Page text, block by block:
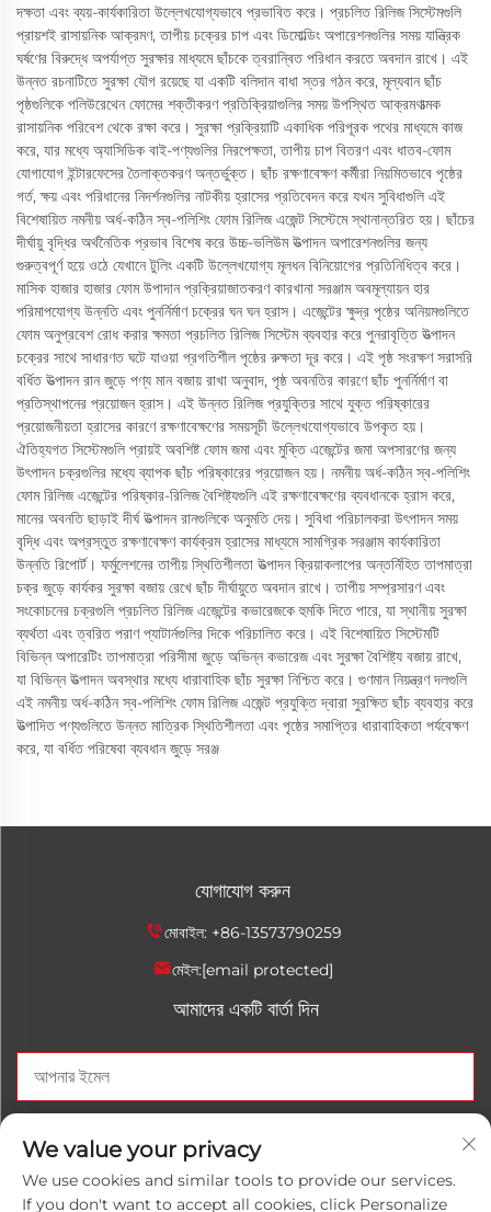
দক্ষতা এবং ব্যয়-কার্যকারিতা উল্লেখযোগ্যভাবে প্রভাবিত করে। প্রচলিত রিলিজ সিস্টেমগুলি
প্রায়শই রাসায়নিক আক্রমণ, তাপীয় চক্রের চাপ এবং ডিমোল্ডিং অপারেশনগুলির সময় যান্ত্রিক
ঘর্ষণের বিরুদ্ধে অপর্যাপ্ত সুরক্ষার মাধ্যমে ছাঁচকে ত্বরান্বিত পরিধান করতে অবদান রাখে। এই
উন্নত রচনাটিতে সুরক্ষা যৌগ রয়েছে যা একটি বলিদান বাধা স্তর গঠন করে, মূল্যবান ছাঁচ
পৃষ্ঠগুলিকে পলিউরেথেন ফোমের শক্তীকরণ প্রতিক্রিয়াগুলির সময় উপস্থিত আক্রমণাত্মক
রাসায়নিক পরিবেশ থেকে রক্ষা করে। সুরক্ষা প্রক্রিয়াটি একাধিক পরিপূরক পথের মাধ্যমে কাজ
করে, যার মধ্যে অ্যাসিডিক বাই-পণ্যগুলির নিরপেক্ষতা, তাপীয় চাপ বিতরণ এবং ধাতব-ফোম
যোগাযোগ ইন্টারফেসের তৈলাক্তকরণ অন্তর্ভুক্ত। ছাঁচ রক্ষণাবেক্ষণ কর্মীরা নিয়মিতভাবে পৃষ্ঠের
গর্ত, ক্ষয় এবং পরিধানের নিদর্শনগুলির নাটকীয় হ্রাসের প্রতিবেদন করে যখন সুবিধাগুলি এই
বিশেষায়িত নমনীয় অর্ধ-কঠিন স্ব-পলিশিং ফোম রিলিজ এজেন্ট সিস্টেমে স্থানান্তরিত হয়। ছাঁচের
দীর্ঘায়ু বৃদ্ধির অর্থনৈতিক প্রভাব বিশেষ করে উচ্চ-ভলিউম উত্পাদন অপারেশনগুলির জন্য
গুরুত্বপূর্ণ হয়ে ওঠে যেখানে টুলিং একটি উল্লেখযোগ্য মূলধন বিনিয়োগের প্রতিনিধিত্ব করে।
মাসিক হাজার হাজার ফোম উপাদান প্রক্রিয়াজাতকরণ কারখানা সরঞ্জাম অবমূল্যায়ন হার
পরিমাপযোগ্য উন্নতি এবং পুনর্নির্মাণ চক্রের ঘন ঘন হ্রাস। এজেন্টের ক্ষুদ্র পৃষ্ঠের অনিয়মগুলিতে
ফোম অনুপ্রবেশ রোধ করার ক্ষমতা প্রচলিত রিলিজ সিস্টেম ব্যবহার করে পুনরাবৃত্তি উত্পাদন
চক্রের সাথে সাধারণত ঘটে যাওয়া প্রগতিশীল পৃষ্ঠের রুক্ষতা দূর করে। এই পৃষ্ঠ সংরক্ষণ সরাসরি
বর্ধিত উত্পাদন রান জুড়ে পণ্য মান বজায় রাখা অনুবাদ, পৃষ্ঠ অবনতির কারণে ছাঁচ পুনর্নির্মাণ বা
প্রতিস্থাপনের প্রয়োজন হ্রাস। এই উন্নত রিলিজ প্রযুক্তির সাথে যুক্ত পরিষ্কারের
প্রয়োজনীয়তা হ্রাসের কারণে রক্ষণাবেক্ষণের সময়সূচী উল্লেখযোগ্যভাবে উপকৃত হয়।
ঐতিহ্যগত সিস্টেমগুলি প্রায়ই অবশিষ্ট ফোম জমা এবং মুক্তি এজেন্টের জমা অপসারণের জন্য
উৎপাদন চক্রগুলির মধ্যে ব্যাপক ছাঁচ পরিষ্কারের প্রয়োজন হয়। নমনীয় অর্ধ-কঠিন স্ব-পলিশিং
ফোম রিলিজ এজেন্টের পরিষ্কার-রিলিজ বৈশিষ্ট্যগুলি এই রক্ষণাবেক্ষণের ব্যবধানকে হ্রাস করে,
মানের অবনতি ছাড়াই দীর্ঘ উত্পাদন রানগুলিকে অনুমতি দেয়। সুবিধা পরিচালকরা উৎপাদন সময়
বৃদ্ধি এবং অপ্রস্তুত রক্ষণাবেক্ষণ কার্যক্রম হ্রাসের মাধ্যমে সামগ্রিক সরঞ্জাম কার্যকারিতা
উন্নতি রিপোর্ট। ফর্মুলেশনের তাপীয় স্থিতিশীলতা উত্পাদন ক্রিয়াকলাপের অন্তর্নিহিত তাপমাত্রা
চক্র জুড়ে কার্যকর সুরক্ষা বজায় রেখে ছাঁচ দীর্ঘায়ুতে অবদান রাখে। তাপীয় সম্প্রসারণ এবং
সংকোচনের চক্রগুলি প্রচলিত রিলিজ এজেন্টের কভারেজকে হুমকি দিতে পারে, যা স্থানীয় সুরক্ষা
ব্যর্থতা এবং ত্বরিত পরাণ প্যাটার্নগুলির দিকে পরিচালিত করে। এই বিশেষায়িত সিস্টেমটি
বিভিন্ন অপারেটিং তাপমাত্রা পরিসীমা জুড়ে অভিন্ন কভারেজ এবং সুরক্ষা বৈশিষ্ট্য বজায় রাখে,
যা বিভিন্ন উত্পাদন অবস্থার মধ্যে ধারাবাহিক ছাঁচ সুরক্ষা নিশ্চিত করে। গুণমান নিয়ন্ত্রণ দলগুলি
এই নমনীয় অর্ধ-কঠিন স্ব-পলিশিং ফোম রিলিজ এজেন্ট প্রযুক্তি দ্বারা সুরক্ষিত ছাঁচ ব্যবহার করে
উত্পাদিত পণ্যগুলিতে উন্নত মাত্রিক স্থিতিশীলতা এবং পৃষ্ঠের সমাপ্তির ধারাবাহিকতা পর্যবেক্ষণ
করে, যা বর্ধিত পরিষেবা ব্যবধান জুড়ে সরঞ্জ
যোগাযোগ করুন
মোবাইল: +86-13573790259
মেইল:[email protected]
আমাদের একটি বার্তা দিন
এখন পাঠান
We value your privacy
We use cookies and similar tools to provide our services.
If you don't want to accept all cookies, click Personalize